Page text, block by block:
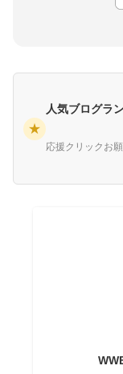
★
人気ブログラ
応援クリックお